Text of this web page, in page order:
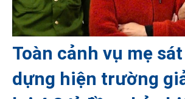
Toàn cảnh vụ mẹ
dựng hiện trường